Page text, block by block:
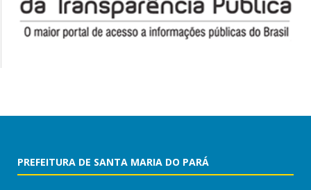
PREFEITURA DE SANTA MARIA DO PARÁ